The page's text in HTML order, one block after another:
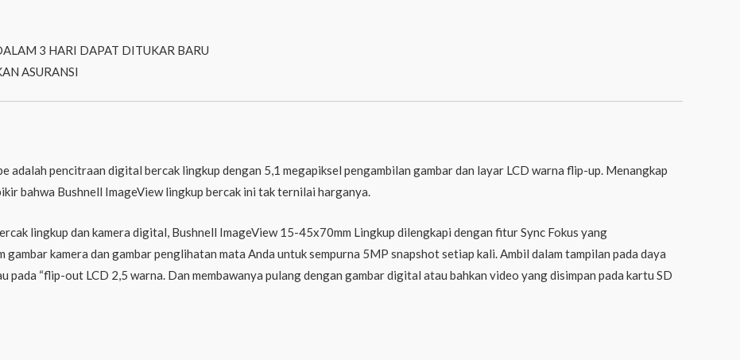
3 HARI DAPAT DITUKAR BARU
ASURANSI
adalah pencitraan digital bercak lingkup dengan 5,1 megapiksel pengambilan gambar dan layar LCD warna flip-up. Menangkap
bahwa Bushnell ImageView lingkup bercak ini tak ternilai harganya.
lingkup dan kamera digital, Bushnell ImageView 15-45x70mm Lingkup dilengkapi dengan fitur Sync Fokus yang
gambar kamera dan gambar penglihatan mata Anda untuk sempurna 5MP snapshot setiap kali. Ambil dalam tampilan pada daya
“flip-out LCD 2,5 warna. Dan membawanya pulang dengan gambar digital atau bahkan video yang disimpan pada kartu SD